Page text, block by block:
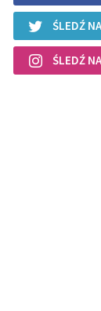
ŚLEDŹ
ŚLEDŹ